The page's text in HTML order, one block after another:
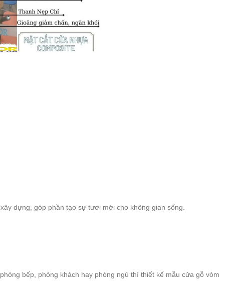
dựng, góp phần tạo sự tươi mới cho không gian sống.
bếp, phòng khách hay phòng ngủ thì thiết kế mẫu cửa gỗ vòm